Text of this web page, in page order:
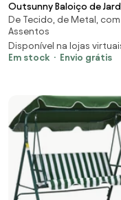
Outsunny Baloiço de
3 Lugares com Almofada
Ajustável e Estrutura de
para Balcão Terraço
cm Cinza | Aosom
De Tecido, de Metal, com
Assentos
Disponível na lojas
Em stock
Envio grátis